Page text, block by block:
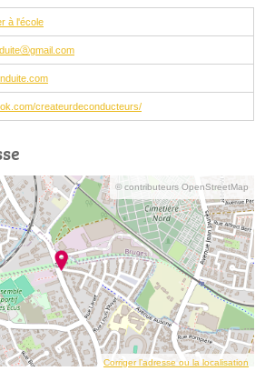
à l'école
createurdeconducteurs/
© contributeurs OpenStreetMap
Corriger l’adresse ou la localisation